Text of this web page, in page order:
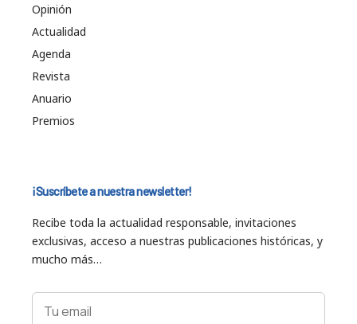
Opinión
Actualidad
Agenda
Revista
Anuario
Premios
¡Suscríbete a nuestra newsletter!
Recibe toda la actualidad responsable, invitaciones
exclusivas, acceso a nuestras publicaciones históricas, y
mucho más…